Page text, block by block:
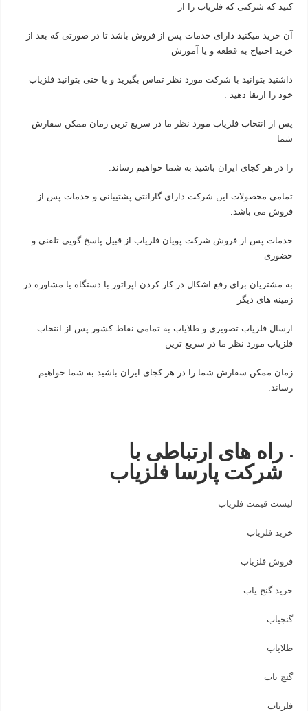
کنید که شرکتی که فلزیاب را از
آن خرید میکنید دارای خدمات پس از فروش باشد تا در صورتی که بعد از
خرید احتیاج به قطعه و یا آموزش
داشتید بتوانید با شرکت مورد نظر تماس بگیرید و یا حتی بتوانید فلزیاب
خود را ارتقا دهید .
پس از انتخاب فلزیاب مورد نظر ما در سریع ترین زمان ممکن سفارش
شما
را در هر کجای ایران باشید به شما خواهیم رساند.
تمامی محصولات این شرکت دارای گارانتی پشتیبانی و خدمات پس از
فروش می باشد.
خدمات پس از فروش شرکت پویان فلزیاب از قبیل پاسخ گویی تلفنی و
حضوری
به مشتریان برای رفع اشکال در کار کردن اپراتور با دستگاه یا مشاوره در
زمینه های دیگر
ارسال فلزیاب تصویری و طلایاب به تمامی نقاط کشور پس از انتخاب
فلزیاب مورد نظر ما در سریع ترین
زمان ممکن سفارش شما را در هر کجای ایران باشید به شما خواهیم
رساند.
راه های ارتباطی با
شرکت پارسا فلزیاب
لیست قیمت فلزیاب
خرید فلزیاب
فروش فلزیاب
خرید گنج یاب
گنجیاب
طلایاب
گنج یاب
فلزیاب